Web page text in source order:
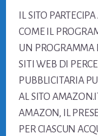
IL SITO
COME IL
UN PROGRAMMA
SITI WEB DI
PUBBLICITARIA
AL SITO
AMAZON, IL
PER CIASCUN